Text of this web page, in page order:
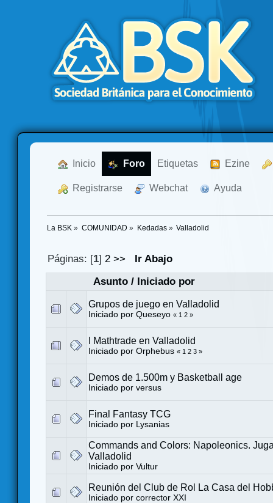
Inicio Foro Etiquetas Ezine
Registrarse Webchat Ayuda
La BSK » COMUNIDAD » Kedadas» Valladolid
Páginas: [1]2 >>
Ir Abajo
Asunto/ Iniciado por
Grupos de juego en Valladolid
Iniciado por Queseyo « 1 2 »
I Mathtrade en Valladolid
Iniciado por Orphebus « 1 2 3 »
Demos de 1.500m y Basketball age
Iniciado por versus
Final Fantasy TCG
Iniciado por Lysanias
Commands and Colors: Napoleonics.
Valladolid
Iniciado por Vultur
Reunión del Club de Rol La Casa del
Iniciado por corrector XXI